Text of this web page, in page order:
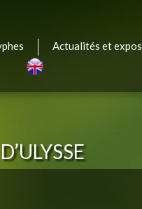
Actualités et expos
English